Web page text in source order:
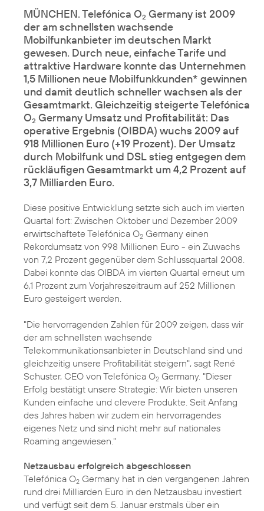
MÜNCHEN. Telefónica O2 Germany ist 2009
der am schnellsten wachsende
Mobilfunkanbieter im deutschen Markt
gewesen. Durch neue, einfache Tarife und
attraktive Hardware konnte das Unternehmen
1,5 Millionen neue Mobilfunkkunden* gewinnen
und damit deutlich schneller wachsen als der
Gesamtmarkt. Gleichzeitig steigerte Telefónica
O2 Germany Umsatz und Profitabilität: Das
operative Ergebnis (OIBDA) wuchs 2009 auf
918 Millionen Euro (+19 Prozent). Der Umsatz
durch Mobilfunk und DSL stieg entgegen dem
rückläufigen Gesamtmarkt um 4,2 Prozent auf
3,7 Milliarden Euro.
Diese positive Entwicklung setzte sich auch im vierten
Quartal fort: Zwischen Oktober und Dezember 2009
erwirtschaftete Telefónica O2 Germany einen
Rekordumsatz von 998 Millionen Euro - ein Zuwachs
von 7,2 Prozent gegenüber dem Schlussquartal 2008.
Dabei konnte das OIBDA im vierten Quartal erneut um
6,1 Prozent zum Vorjahreszeitraum auf 252 Millionen
Euro gesteigert werden.
"Die hervorragenden Zahlen für 2009 zeigen, dass wir
der am schnellsten wachsende
Telekommunikationsanbieter in Deutschland sind und
gleichzeitig unsere Profitabilität steigern", sagt René
Schuster, CEO von Telefónica O2 Germany. "Dieser
Erfolg bestätigt unsere Strategie: Wir bieten unseren
Kunden einfache und clevere Produkte. Seit Anfang
des Jahres haben wir zudem ein hervorragendes
eigenes Netz und sind nicht mehr auf nationales
Roaming angewiesen."
Netzausbau erfolgreich abgeschlossen
Telefónica O2 Germany hat in den vergangenen Jahren
rund drei Milliarden Euro in den Netzausbau investiert
und verfügt seit dem 5. Januar erstmals über ein